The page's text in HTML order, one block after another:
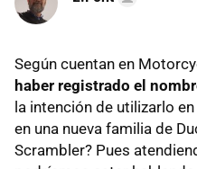
Según cuentan en
haber registrado el
la intención de utilizarlo
en una nueva familia de
Scrambler? Pues